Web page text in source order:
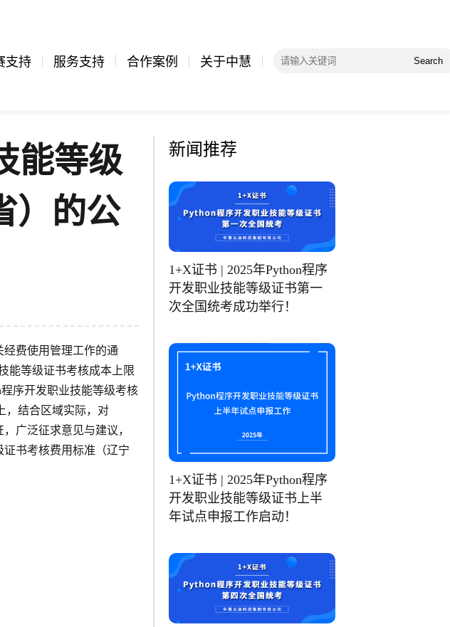
支持 服务支持 合作案例 关于中慧 Search
能等级
）的公
费使用管理工作的通
能等级证书考核成本上限
序开发职业技能等级考核
，结合区域实际，对
广泛征求意见与建议，
书考核费用标准（辽宁
新闻推荐
1+X证书 | 2025年Python程序
开发职业技能等级证书第一
次全国统考成功举行！
1+X证书 | 2025年Python程序
开发职业技能等级证书上半
年试点申报工作启动！